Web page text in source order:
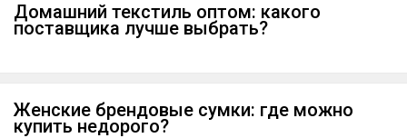
Домашний текстиль оптом: какого
поставщика лучше выбрать?
Женские брендовые сумки: где можно
купить недорого?